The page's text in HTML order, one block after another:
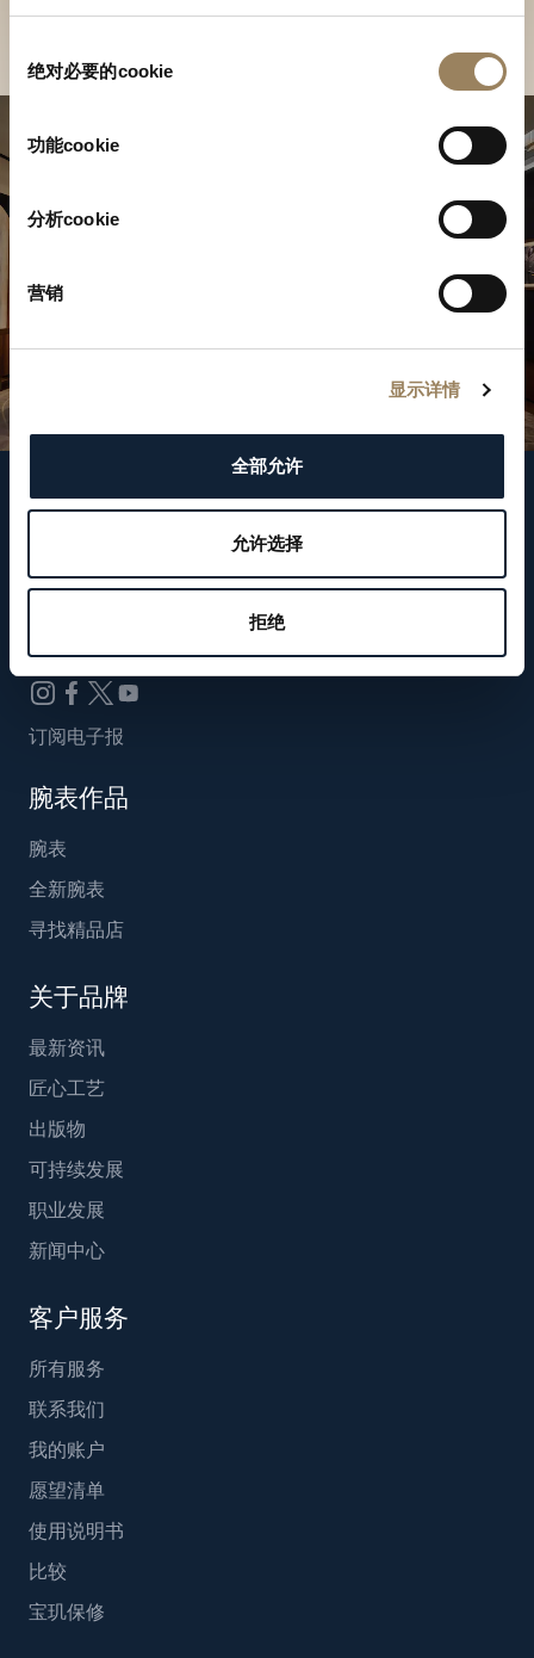
绝对必要的cookie
功能cookie
分析cookie
营销
显示详情
全部允许
允许选择
拒绝
寻找精品店
关注我们
WeChat ID
Breguet_China
订阅电子报
腕表作品
腕表
全新腕表
寻找精品店
关于品牌
最新资讯
匠心工艺
出版物
可持续发展
职业发展
新闻中心
客户服务
所有服务
联系我们
我的账户
愿望清单
使用说明书
比较
宝玑保修